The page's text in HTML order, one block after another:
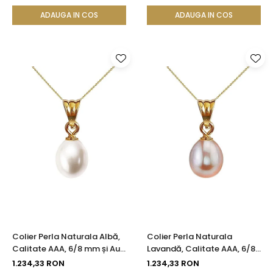
ADAUGA IN COS ADAUGA IN COS
Colier Perla Naturala Albă,
Calitate AAA, 6/8 mm și Aur
14K (aur 585) | KASKADDA®
1.234,33 RON
Colier Perla Naturala
Lavandă, Calitate AAA, 6/8
mm și Aur 14K (aur 585) |
1.234,33 RON